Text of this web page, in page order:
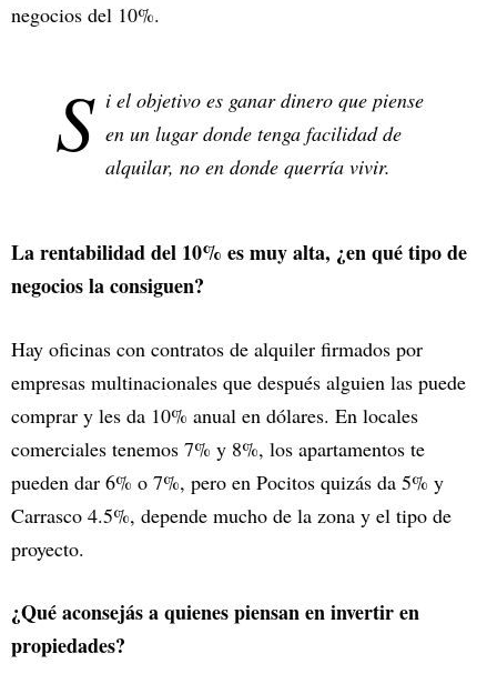
negocios del 10%.
S i el objetivo es ganar dinero que piense
en un lugar donde tenga facilidad de
alquilar, no en donde querría vivir.
La rentabilidad del 10% es muy alta, ¿en qué tipo de
negocios la consiguen?
Hay oficinas con contratos de alquiler firmados por
empresas multinacionales que después alguien las puede
comprar y les da 10% anual en dólares. En locales
comerciales tenemos 7% y 8%, los apartamentos te
pueden dar 6% o 7%, pero en Pocitos quizás da 5% y
Carrasco 4.5%, depende mucho de la zona y el tipo de
proyecto.
¿Qué aconsejás a quienes piensan en invertir en
propiedades?